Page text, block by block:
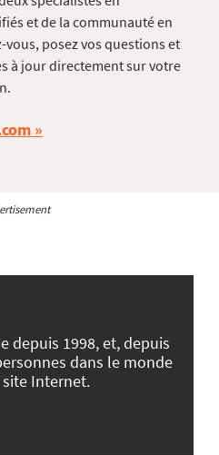
et de la communauté en
vous, posez vos questions et
à jour directement sur votre
depuis 1998, et, depuis
dans le monde
Internet.